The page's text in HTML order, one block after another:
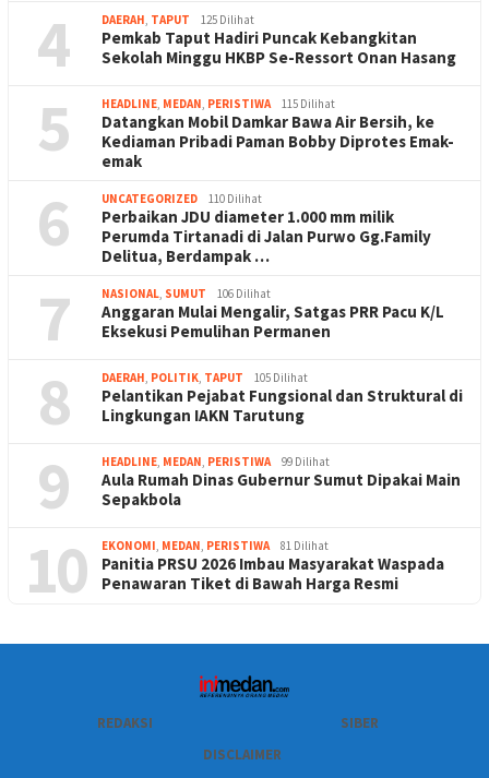
4 DAERAH, TAPUT 125 Dilihat
Pemkab Taput Hadiri Puncak Kebangkitan
Sekolah Minggu HKBP Se-Ressort Onan Hasang
5 HEADLINE, MEDAN, PERISTIWA 115 Dilihat
Datangkan Mobil Damkar Bawa Air Bersih, ke
Kediaman Pribadi Paman Bobby Diprotes Emak-
emak
6 UNCATEGORIZED 110 Dilihat
Perbaikan JDU diameter 1.000 mm milik
Perumda Tirtanadi di Jalan Purwo Gg.Family
Delitua, Berdampak …
7 NASIONAL, SUMUT 106 Dilihat
Anggaran Mulai Mengalir, Satgas PRR Pacu K/L
Eksekusi Pemulihan Permanen
8 DAERAH, POLITIK, TAPUT 105 Dilihat
Pelantikan Pejabat Fungsional dan Struktural di
Lingkungan IAKN Tarutung
9 HEADLINE, MEDAN, PERISTIWA 99 Dilihat
Aula Rumah Dinas Gubernur Sumut Dipakai Main
Sepakbola
10 EKONOMI, MEDAN, PERISTIWA 81 Dilihat
Panitia PRSU 2026 Imbau Masyarakat Waspada
Penawaran Tiket di Bawah Harga Resmi
REDAKSI
SIBER
DISCLAIMER